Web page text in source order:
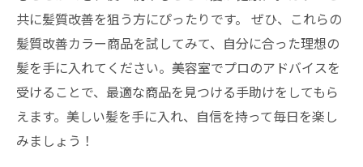
共に髪質改善を狙う方にぴったりです。 ぜひ、これらの
髪質改善カラー商品を試してみて、自分に合った理想の
髪を手に入れてください。美容室でプロのアドバイスを
受けることで、最適な商品を見つける手助けをしてもら
えます。美しい髪を手に入れ、自信を持って毎日を楽し
みましょう！